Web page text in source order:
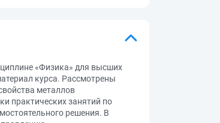
«Физика» для высших
курса. Рассмотрены
металлов
практических занятий по
решения. В